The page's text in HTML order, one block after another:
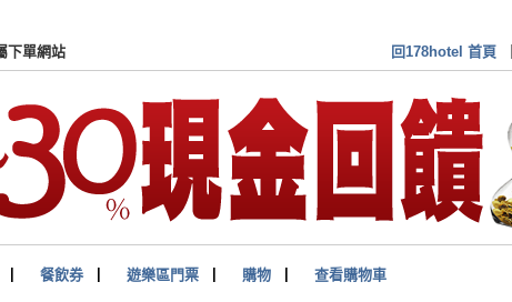
卡(券)付費會員 專屬下單網站 回178hotel 首頁
餐飲券 遊樂區門票 購物 查看購物車